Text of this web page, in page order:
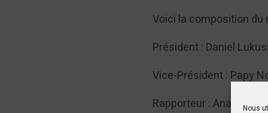
Nous
Voici la composition du
Président : Daniel
Vice-Président : Papy
Rapporteur : Anaclet